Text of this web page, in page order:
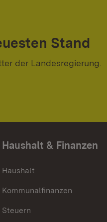
Stand
der Landesregierung.
Haushalt & Finanzen
Haushalt
Kommunalfinanzen
Steuern